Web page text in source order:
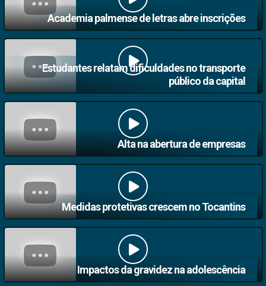
Academia palmense de letras abre inscrições
Estudantes relatam dificuldades no transporte
público da capital
Alta na abertura de empresas
Medidas protetivas crescem no Tocantins
Impactos da gravidez na adolescência